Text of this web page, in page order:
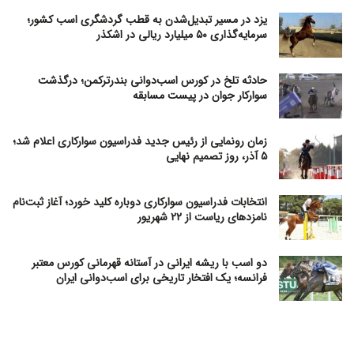
یزد در مسیر تبدیل‌شدن به قطب گردشگری اسب کشور؛
سرمایه‌گذاری ۵۰ میلیارد ریالی در اشکذر
حادثه تلخ در کورس اسب‌دوانی بندرترکمن؛ درگذشت
سوارکار جوان در پیست مسابقه
زمان رونمایی از رئیس جدید فدراسیون سوارکاری اعلام شد؛
۵ آذر، روز تصمیم نهایی
انتخابات فدراسیون سوارکاری دوباره کلید خورد؛ آغاز ثبت‌نام
نامزدهای ریاست از ۲۲ شهریور
دو اسب با ریشه ایرانی در آستانه قهرمانی کورس معتبر
فرانسه؛ یک افتخار تاریخی برای اسب‌دوانی ایران